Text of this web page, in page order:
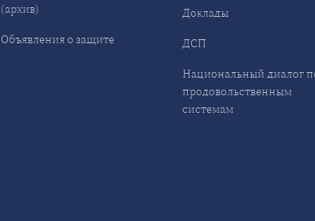
(архив)
Объявления о защите
Доклады
ДСП
Национальный диалог
продовольственным
системам